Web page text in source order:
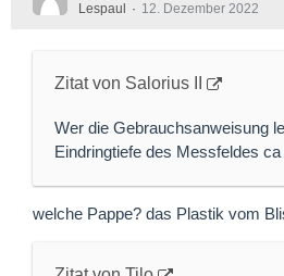
Lespaul 12. Dezember 2022
Zitat von Salorius II
Wer die Gebrauchsanweisung
Eindringtiefe des Messfeldes
welche Pappe? das Plastik vom